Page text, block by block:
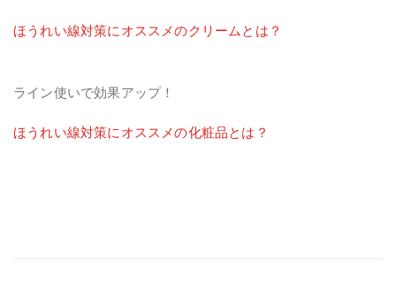
ほうれい線対策にオススメのクリームとは？
ライン使いで効果アップ！
ほうれい線対策にオススメの化粧品とは？